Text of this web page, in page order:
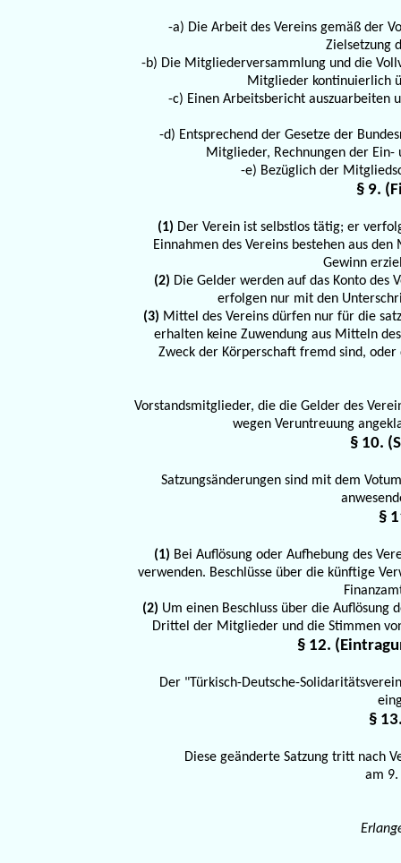
-a) Die Arbeit des Vereins gemäß der
Zielsetzung
-b) Die Mitgliederversammlung und die
Mitglieder kontinuierlich
-c) Einen Arbeitsbericht auszuarbeiten
-d) Entsprechend der Gesetze der
Mitglieder, Rechnungen der Ein-
-e) Bezüglich der
§ 9.
(1) Der Verein ist selbstlos tätig; er
Einnahmen des Vereins bestehen aus
Gewinn
(2) Die Gelder werden auf das Konto des
erfolgen nur mit den
(3) Mittel des Vereins dürfen nur für die
erhalten keine Zuwendung aus Mitteln
Zweck der Körperschaft fremd sind,
Vorstandsmitglieder, die die Gelder des
wegen Veruntreuung
§ 10.
Satzungsänderungen sind mit dem
§
(1) Bei Auflösung oder Aufhebung des
verwenden. Beschlüsse über die künftige
(2) Um einen Beschluss über die Auflösung
Drittel der Mitglieder und die Stimmen
§ 12.
Der "Türkisch-Deutsche-
§
Diese geänderte Satzung tritt nach
am